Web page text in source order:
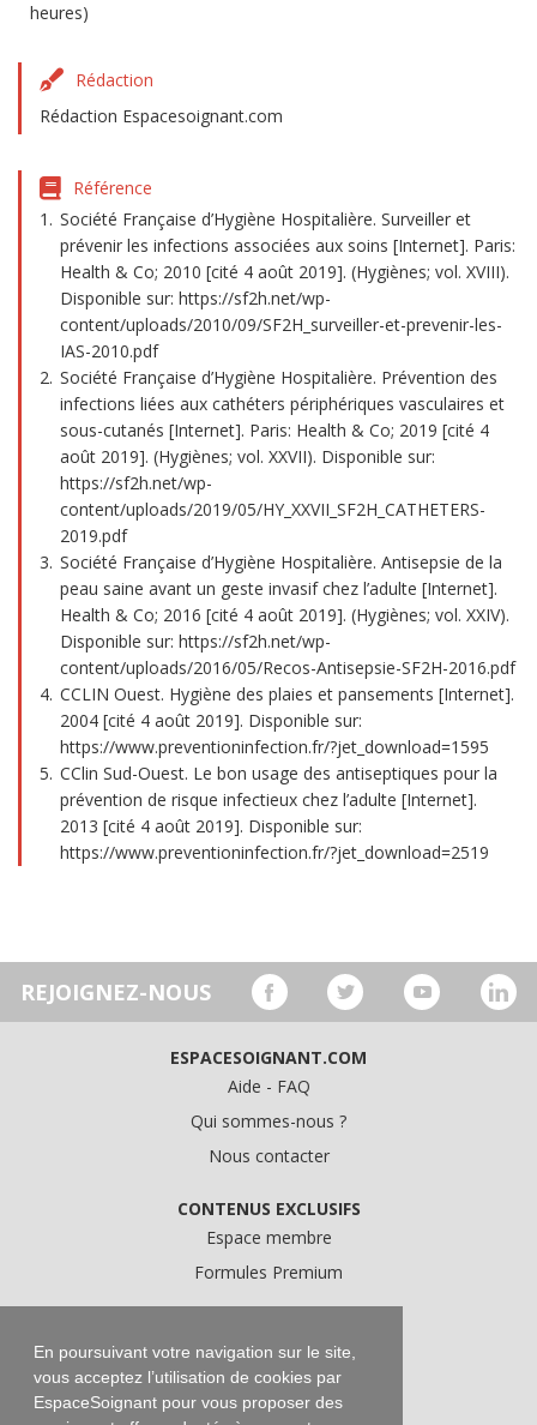
En poursuivant votre navigation sur le site,
vous acceptez l’utilisation de cookies par
EspaceSoignant pour vous proposer des
heures)
Rédaction
Rédaction Espacesoignant.com
Référence
Société Française d’Hygiène Hospitalière. Surveiller et
prévenir les infections associées aux soins [Internet]. Paris:
Health & Co; 2010 [cité 4 août 2019]. (Hygiènes; vol. XVIII).
Disponible sur: https://sf2h.net/wp-
content/uploads/2010/09/SF2H_surveiller-et-prevenir-les-
IAS-2010.pdf
Société Française d’Hygiène Hospitalière. Prévention des
infections liées aux cathéters périphériques vasculaires et
sous-cutanés [Internet]. Paris: Health & Co; 2019 [cité 4
août 2019]. (Hygiènes; vol. XXVII). Disponible sur:
https://sf2h.net/wp-
content/uploads/2019/05/HY_XXVII_SF2H_CATHETERS-
2019.pdf
Société Française d’Hygiène Hospitalière. Antisepsie de la
peau saine avant un geste invasif chez l’adulte [Internet].
Health & Co; 2016 [cité 4 août 2019]. (Hygiènes; vol. XXIV).
Disponible sur: https://sf2h.net/wp-
content/uploads/2016/05/Recos-Antisepsie-SF2H-2016.pdf
CCLIN Ouest. Hygiène des plaies et pansements [Internet].
2004 [cité 4 août 2019]. Disponible sur:
https://www.preventioninfection.fr/?jet_download=1595
CClin Sud-Ouest. Le bon usage des antiseptiques pour la
prévention de risque infectieux chez l’adulte [Internet].
2013 [cité 4 août 2019]. Disponible sur:
https://www.preventioninfection.fr/?jet_download=2519
REJOIGNEZ-NOUS
ESPACESOIGNANT.COM
Aide - FAQ
Qui sommes-nous ?
Nous contacter
CONTENUS EXCLUSIFS
Espace membre
Formules Premium
Conditions Générales d'Utilisation
Données personnelles